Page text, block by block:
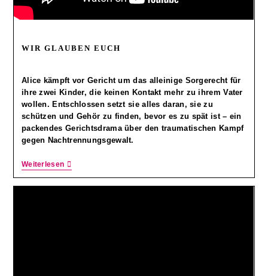
WIR GLAUBEN EUCH
Alice kämpft vor Gericht um das alleinige Sorgerecht für
ihre zwei Kinder, die keinen Kontakt mehr zu ihrem Vater
wollen. Entschlossen setzt sie alles daran, sie zu
schützen und Gehör zu finden, bevor es zu spät ist – ein
packendes Gerichtsdrama über den traumatischen Kampf
gegen Nachtrennungsgewalt.
Weiterlesen